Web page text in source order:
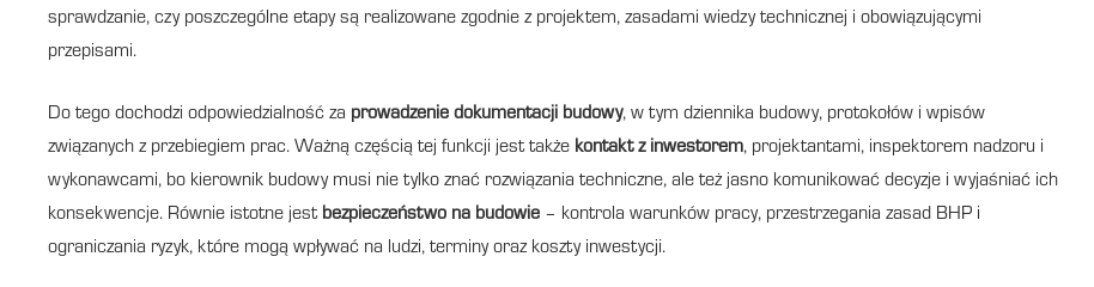
sprawdzanie, czy poszczególne etapy są realizowane zgodnie z projektem, zasadami wiedzy technicznej i obowiązującymi
przepisami.
Do tego dochodzi odpowiedzialność za prowadzenie dokumentacji budowy, w tym dziennika budowy, protokołów i wpisów
związanych z przebiegiem prac. Ważną częścią tej funkcji jest także kontakt z inwestorem, projektantami, inspektorem nadzoru i
wykonawcami, bo kierownik budowy musi nie tylko znać rozwiązania techniczne, ale też jasno komunikować decyzje i wyjaśniać ich
konsekwencje. Równie istotne jest bezpieczeństwo na budowie – kontrola warunków pracy, przestrzegania zasad BHP i
ograniczania ryzyk, które mogą wpływać na ludzi, terminy oraz koszty inwestycji.